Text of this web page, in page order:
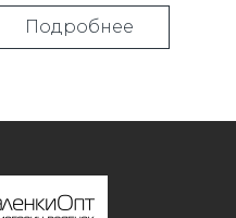
Подробнее